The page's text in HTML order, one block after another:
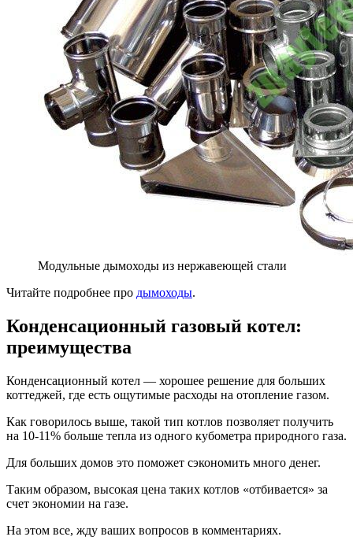
Модульные дымоходы из нержавеющей стали
Читайте подробнее про дымоходы.
Конденсационный газовый котел:
преимущества
Конденсационный котел — хорошее решение для больших
коттеджей, где есть ощутимые расходы на отопление газом.
Как говорилось выше, такой тип котлов позволяет получить
на 10-11% больше тепла из одного кубометра природного газа.
Для больших домов это поможет сэкономить много денег.
Таким образом, высокая цена таких котлов «отбивается» за
счет экономии на газе.
На этом все, жду ваших вопросов в комментариях.